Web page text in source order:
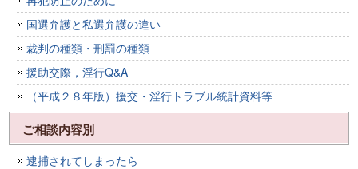
国選弁護と私選弁護の違い
裁判の種類・刑罰の種類
援助交際，淫行Q&A
（平成２８年版）援交・淫行トラブル統計資料等
ご相談内容別
逮捕されてしまったら